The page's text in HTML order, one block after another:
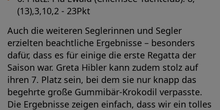
(13),3,10,2 - 23Pkt
Auch die weiteren Seglerinnen und Segler
erzielten beachtliche Ergebnisse – besonders
dafür, dass es für einige die erste Regatta der
Saison war. Greta Hibler kann zudem stolz auf
ihren 7. Platz sein, bei dem sie nur knapp das
begehrte große Gummibär-Krokodil verpasste.
Die Ergebnisse zeigen einfach, dass wir ein tolles